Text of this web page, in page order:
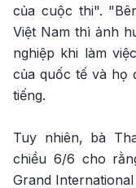
của cuộc thi".
Việt Nam thì ảnh
nghiệp khi làm
của quốc tế và họ
tiếng.
Tuy nhiên, bà
chiều 6/6 cho
Grand